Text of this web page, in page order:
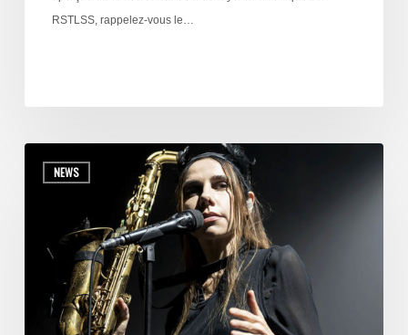
RSTLSS, rappelez-vous le…
NEWS